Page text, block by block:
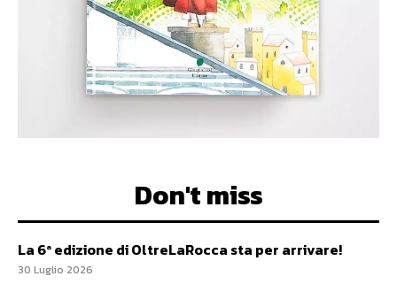
Don't miss
La 6ª edizione di OltreLaRocca sta per arrivare!
30 Luglio 2026